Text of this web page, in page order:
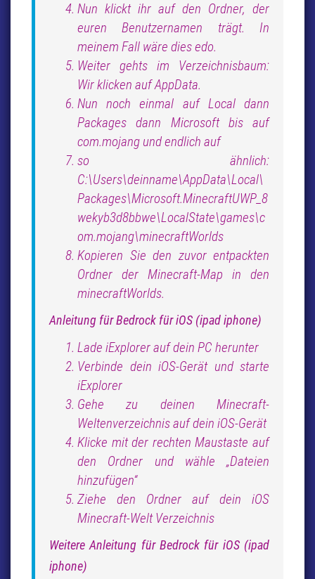
Nun klickt ihr auf den Ordner, der
euren Benutzernamen trägt. In
meinem Fall wäre dies edo.
Weiter gehts im Verzeichnisbaum:
Wir klicken auf AppData.
Nun noch einmal auf Local dann
Packages dann Microsoft bis auf
com.mojang und endlich auf
so ähnlich:
C:\Users\deinname\AppData\Local\
Packages\Microsoft.MinecraftUWP_8
wekyb3d8bbwe\LocalState\games\c
om.mojang\minecraftWorlds
Kopieren Sie den zuvor entpackten
Ordner der Minecraft-Map in den
minecraftWorlds.
Anleitung für Bedrock für iOS (ipad iphone)
Lade iExplorer auf dein PC herunter
Verbinde dein iOS-Gerät und starte
iExplorer
Gehe zu deinen Minecraft-
Weltenverzeichnis auf dein iOS-Gerät
Klicke mit der rechten Maustaste auf
den Ordner und wähle „Dateien
hinzufügen“
Ziehe den Ordner auf dein iOS
Minecraft-Welt Verzeichnis
Weitere Anleitung für Bedrock für iOS (ipad
iphone)